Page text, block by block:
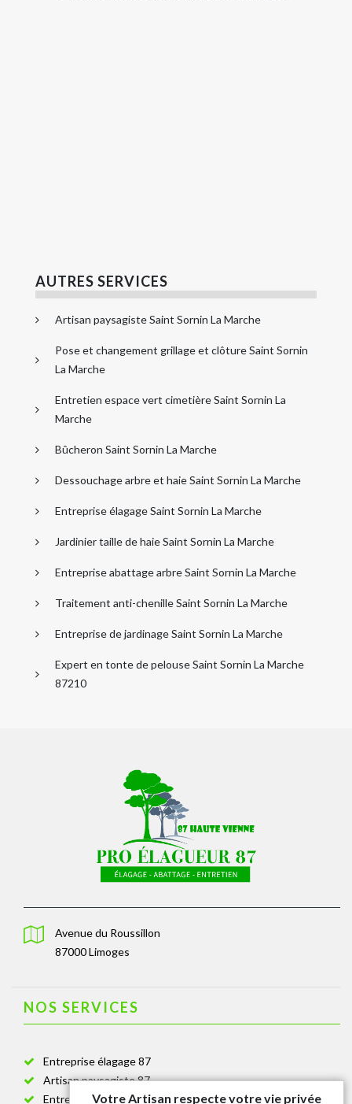
AUTRES SERVICES
Artisan paysagiste Saint Sornin La Marche
Pose et changement grillage et clôture Saint Sornin
La Marche
Entretien espace vert cimetière Saint Sornin La
Marche
Bûcheron Saint Sornin La Marche
Dessouchage arbre et haie Saint Sornin La Marche
Entreprise élagage Saint Sornin La Marche
Jardinier taille de haie Saint Sornin La Marche
Entreprise abattage arbre Saint Sornin La Marche
Traitement anti-chenille Saint Sornin La Marche
Entreprise de jardinage Saint Sornin La Marche
Expert en tonte de pelouse Saint Sornin La Marche
87210
Avenue du Roussillon
87000 Limoges
NOS SERVICES
Entreprise élagage 87
Artisan paysagiste 87
Entreprise de jardinage 87
Votre Artisan respecte votre vie privée